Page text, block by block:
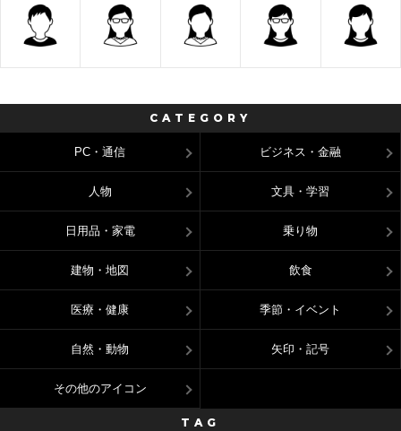
CATEGORY
PC・通信 ビジネス・金融
人物 文具・学習
日用品・家電 乗り物
建物・地図 飲食
医療・健康 季節・イベント
自然・動物 矢印・記号
その他のアイコン
TAG